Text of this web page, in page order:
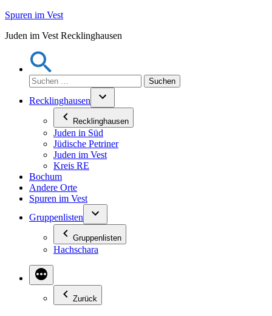
Zum
springen
Spuren im Vest
Juden im Vest Recklinghausen
Suchen
nach:
Recklinghausen
Recklinghausen
Juden in Süd
Jüdische Petriner
Juden im Vest
Kreis RE
Bochum
Andere Orte
Spuren im Vest
Gruppenlisten
Gruppenlisten
Hachschara
Zurück